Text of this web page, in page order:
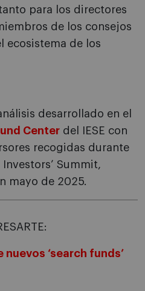
para los directores
de los consejos
ecosistema de los
desarrollado en el
Center del IESE con
recogidas durante
Investors’ Summit,
mayo de 2025.
‘search funds’